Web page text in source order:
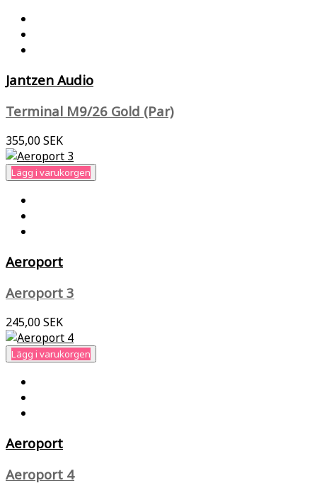
Jantzen Audio
Terminal M9/26 Gold (Par)
355,00 SEK
Lägg i varukorgen
Aeroport
Aeroport 3
245,00 SEK
Lägg i varukorgen
Aeroport
Aeroport 4